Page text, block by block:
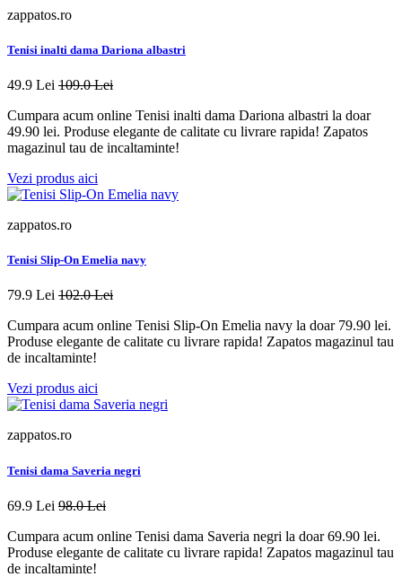
zappatos.ro
Tenisi inalti dama Dariona albastri
49.9 Lei 109.0 Lei
Cumpara acum online Tenisi inalti dama Dariona albastri la doar
49.90 lei. Produse elegante de calitate cu livrare rapida! Zapatos
magazinul tau de incaltaminte!
Vezi produs aici
zappatos.ro
Tenisi Slip-On Emelia navy
79.9 Lei 102.0 Lei
Cumpara acum online Tenisi Slip-On Emelia navy la doar 79.90 lei.
Produse elegante de calitate cu livrare rapida! Zapatos magazinul tau
de incaltaminte!
Vezi produs aici
zappatos.ro
Tenisi dama Saveria negri
69.9 Lei 98.0 Lei
Cumpara acum online Tenisi dama Saveria negri la doar 69.90 lei.
Produse elegante de calitate cu livrare rapida! Zapatos magazinul tau
de incaltaminte!